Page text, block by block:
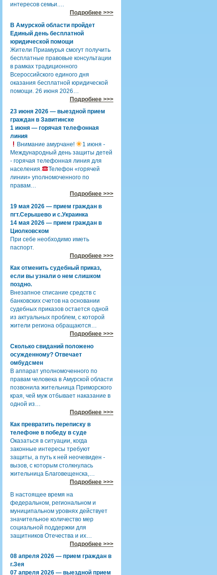
интересов семьи.…
Подробнее >>>
В Амурской области пройдет
Единый день бесплатной
юридической помощи
Жители Приамурья смогут получить
бесплатные правовые консультации
в рамках традиционного
Всероссийского единого дня
оказания бесплатной юридической
помощи. 26 июня 2026…
Подробнее >>>
23 июня 2026 — выездной прием
граждан в Завитинске
1 июня — горячая телефонная
линия
Внимание амурчане!
1 июня -
Международный день защиты детей
- горячая телефонная линия для
населения.
Телефон «горячей
линии» уполномоченного по
правам…
Подробнее >>>
19 мая 2026 — прием граждан в
пгт.Серышево и с.Украинка
14 мая 2026 — прием граждан в
Циолковском
При себе необходимо иметь
паспорт.
Подробнее >>>
Как отменить судебный приказ,
если вы узнали о нем слишком
поздно.
Внезапное списание средств с
банковских счетов на основании
судебных приказов остается одной
из актуальных проблем, с которой
жители региона обращаются…
Подробнее >>>
Сколько свиданий положено
осужденному? Отвечает
омбудсмен
В аппарат уполномоченного по
правам человека в Амурской области
позвонила жительница Приморского
края, чей муж отбывает наказание в
одной из…
Подробнее >>>
Как превратить переписку в
телефоне в победу в суде
Оказаться в ситуации, когда
законные интересы требуют
защиты, а путь к ней неочевиден -
вызов, с которым столкнулась
жительница Благовещенска,…
Подробнее >>>
В настоящее время на
федеральном, региональном и
муниципальном уровнях действует
значительное количество мер
социальной поддержки для
защитников Отечества и их…
Подробнее >>>
08 апреля 2026 — прием граждан в
г.Зея
07 апреля 2026 — выездной прием